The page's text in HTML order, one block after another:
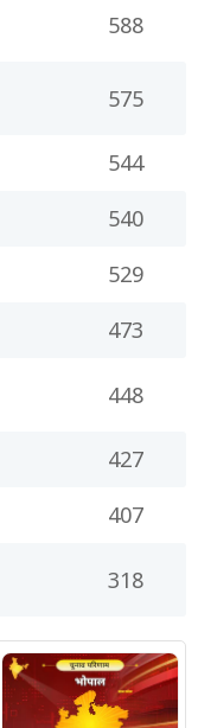
588
575
544
540
529
473
448
427
407
318